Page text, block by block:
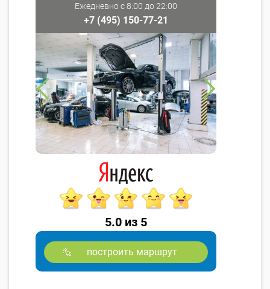
Ежедневно с 8:00 до 22:00
+7 (495) 150-77-21
5.0 из 5
построить маршрут